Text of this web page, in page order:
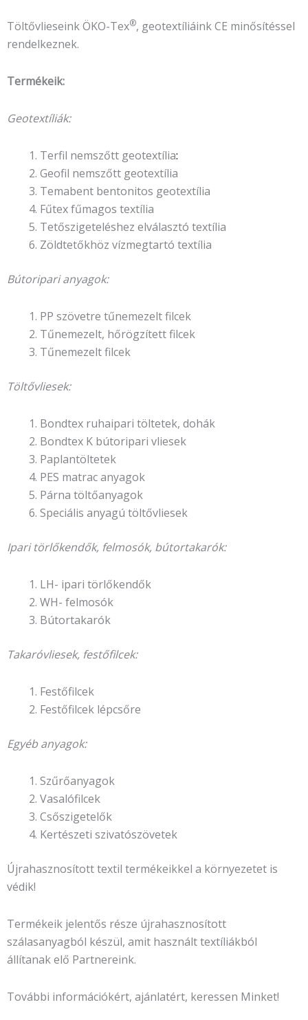
Töltővlieseink ÖKO-Tex®, geotextíliáink CE minősítéssel
rendelkeznek.
Termékeik:
Geotextíliák:
Terfil nemszőtt geotextília:
Geofil nemszőtt geotextília
Temabent bentonitos geotextília
Fűtex fűmagos textília
Tetőszigeteléshez elválasztó textília
Zöldtetőkhöz vízmegtartó textília
Bútoripari anyagok:
PP szövetre tűnemezelt filcek
Tűnemezelt, hőrögzített filcek
Tűnemezelt filcek
Töltővliesek:
Bondtex ruhaipari töltetek, dohák
Bondtex K bútoripari vliesek
Paplantöltetek
PES matrac anyagok
Párna töltőanyagok
Speciális anyagú töltővliesek
Ipari törlőkendők, felmosók, bútortakarók:
LH- ipari törlőkendők
WH- felmosók
Bútortakarók
Takaróvliesek, festőfilcek:
Festőfilcek
Festőfilcek lépcsőre
Egyéb anyagok:
Szűrőanyagok
Vasalófilcek
Csőszigetelők
Kertészeti szivatószövetek
Újrahasznosított textil termékeikkel a környezetet is
védik!
Termékeik jelentős része újrahasznosított
szálasanyagból készül, amit használt textíliákból
állítanak elő Partnereink.
További információkért, ajánlatért, keressen Minket!